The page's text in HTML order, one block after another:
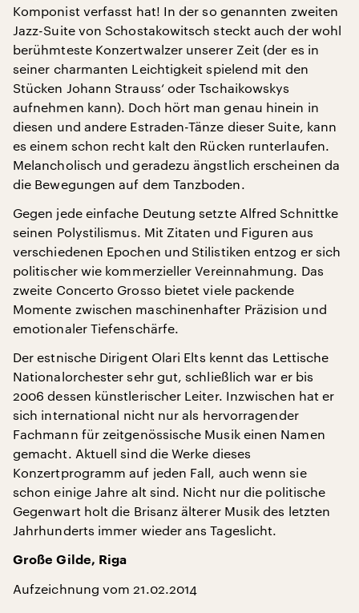
Komponist verfasst hat! In der so genannten zweiten
Jazz-Suite von Schostakowitsch steckt auch der wohl
berühmteste Konzertwalzer unserer Zeit (der es in
seiner charmanten Leichtigkeit spielend mit den
Stücken Johann Strauss‘ oder Tschaikowskys
aufnehmen kann). Doch hört man genau hinein in
diesen und andere Estraden-Tänze dieser Suite, kann
es einem schon recht kalt den Rücken runterlaufen.
Melancholisch und geradezu ängstlich erscheinen da
die Bewegungen auf dem Tanzboden.
Gegen jede einfache Deutung setzte Alfred Schnittke
seinen Polystilismus. Mit Zitaten und Figuren aus
verschiedenen Epochen und Stilistiken entzog er sich
politischer wie kommerzieller Vereinnahmung. Das
zweite Concerto Grosso bietet viele packende
Momente zwischen maschinenhafter Präzision und
emotionaler Tiefenschärfe.
Der estnische Dirigent Olari Elts kennt das Lettische
Nationalorchester sehr gut, schließlich war er bis
2006 dessen künstlerischer Leiter. Inzwischen hat er
sich international nicht nur als hervorragender
Fachmann für zeitgenössische Musik einen Namen
gemacht. Aktuell sind die Werke dieses
Konzertprogramm auf jeden Fall, auch wenn sie
schon einige Jahre alt sind. Nicht nur die politische
Gegenwart holt die Brisanz älterer Musik des letzten
Jahrhunderts immer wieder ans Tageslicht.
Große Gilde, Riga
Aufzeichnung vom 21.02.2014